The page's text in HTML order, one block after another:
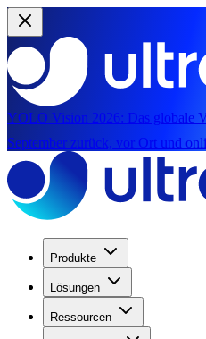
YOLO Vision 2026: Das globale
September zurück, vor Ort und
Produkte
Lösungen
Ressourcen